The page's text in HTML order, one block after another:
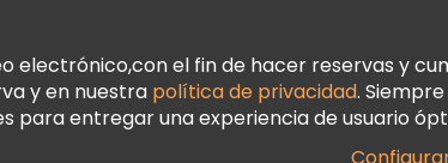
el fin de hacer reservas y
y en nuestra política de privacidad.
para entregar una experiencia de usuario